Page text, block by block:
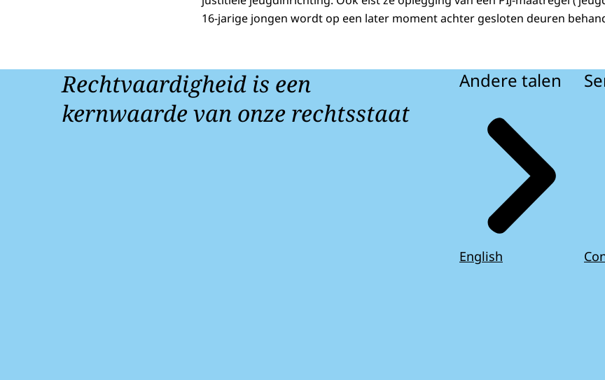
16-jarige jongen wordt op een later moment achter gesloten deuren
Rechtvaardigheid is een
kernwaarde van onze rechtsstaat
Andere talen
English